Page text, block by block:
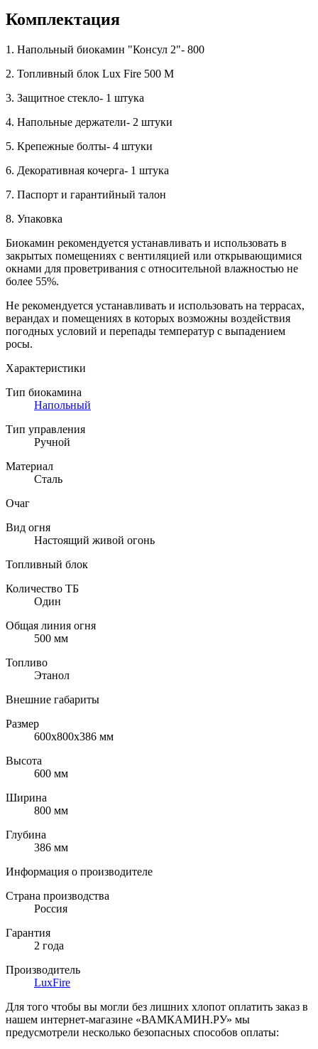
Комплектация
1. Напольный биокамин "Консул 2"- 800
2. Топливный блок Lux Fire 500 M
3. Защитное стекло- 1 штука
4. Напольные держатели- 2 штуки
5. Крепежные болты- 4 штуки
6. Декоративная кочерга- 1 штука
7. Паспорт и гарантийный талон
8. Упаковка
Биокамин рекомендуется устанавливать и использовать в
закрытых помещениях с вентиляцией или открывающимися
окнами для проветривания с относительной влажностью не
более 55%.
Не рекомендуется устанавливать и использовать на террасах,
верандах и помещениях в которых возможны воздействия
погодных условий и перепады температур с выпадением
росы.
Характеристики
Тип биокамина
Напольный
Тип управления
Ручной
Материал
Сталь
Очаг
Вид огня
Настоящий живой огонь
Топливный блок
Количество ТБ
Один
Общая линия огня
500 мм
Топливо
Этанол
Внешние габариты
Размер
600x800x386 мм
Высота
600 мм
Ширина
800 мм
Глубина
386 мм
Информация о производителе
Страна производства
Россия
Гарантия
2 года
Производитель
LuxFire
Для того чтобы вы могли без лишних хлопот оплатить заказ в
нашем интернет-магазине «ВАМКАМИН.РУ» мы
предусмотрели несколько безопасных способов оплаты: